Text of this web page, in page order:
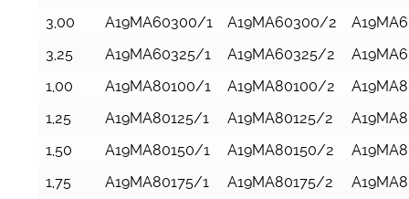
3,00
A19MA60300/1 A19MA60300/2
3,25
A19MA60325/1 A19MA60325/2
1,00
A19MA80100/1 A19MA80100/2
1,25
A19MA80125/1 A19MA80125/2
1,50
A19MA80150/1 A19MA80150/2
1,75
A19MA80175/1 A19MA80175/2